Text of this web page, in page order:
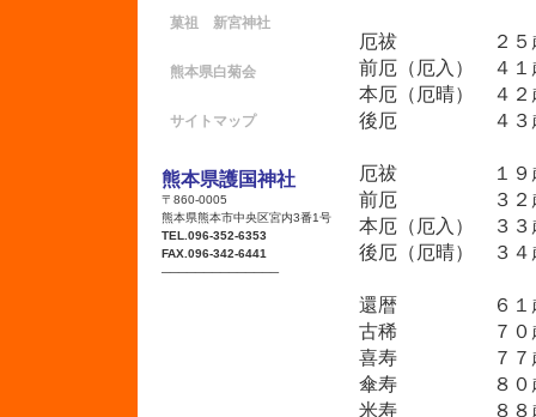
厄祓 ２５
前厄（厄入）
本厄（厄
後厄 ４３
厄祓 １９
前厄 ３２
本厄（厄入）
後厄（厄晴）
還暦 ６１
古稀 ７０
喜寿 ７７
傘寿 ８０
米寿 ８８
菓祖 新宮神社
熊本県白菊会
サイトマップ
熊本県護国神社
〒860-0005
熊本県熊本市中央区宮内3番1号
TEL.096-352-6353
FAX.096-342-6441
──────────────